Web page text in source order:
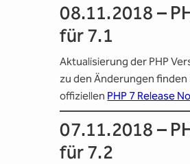
08.11.2018 –
für 7.1
Aktualisierung der PHP
zu den Änderungen finden
offiziellen PHP 7 Release
07.11.2018 –
für 7.2